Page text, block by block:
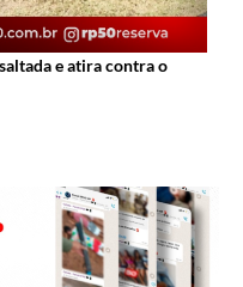
e atira contra o